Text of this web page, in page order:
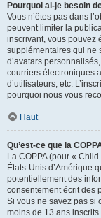
Pourquoi ai-je besoin
Vous n’êtes pas dans
peuvent limiter la
inscrivant, vous pouvez
supplémentaires qui ne
d’avatars
courriers électroniques
d’utilisateurs, etc.
pourquoi nous vous
Haut
Qu’est-ce que la
La COPPA (pour «
États-Unis d’Amérique
potentiellement des
consentement écrit des
Si vous ne savez pas si
moins de 13 ans